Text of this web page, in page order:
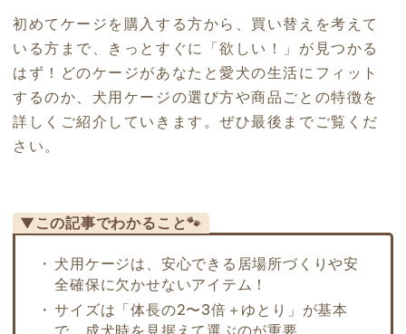
初めてケージを購入する方から、買い替えを考えて
いる方まで、きっとすぐに「欲しい！」が見つかる
はず！どのケージがあなたと愛犬の生活にフィット
するのか、犬用ケージの選び方や商品ごとの特徴を
詳しくご紹介していきます。ぜひ最後までご覧くだ
さい。
▼この記事でわかること🐾
犬用ケージは、安心できる居場所づくりや安
全確保に欠かせないアイテム！
サイズは「体長の2〜3倍＋ゆとり」が基本